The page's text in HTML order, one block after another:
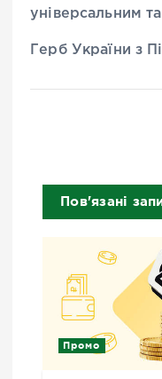
універсальним
Герб України з
Пов'язані
Промо